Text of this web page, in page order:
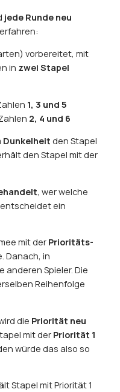
jede Runde neu
vorbereitet, mit
in zwei Stapel
1, 3 und 5
2, 4 und 6
Dunkelheit den Stapel
den Stapel mit der
, wer welche
ein
mit der Prioritäts-
Danach, in
anderen Spieler. Die
Reihenfolge
die Priorität neu
mit der Priorität 1
würde das also so
Stapel mit Priorität 1